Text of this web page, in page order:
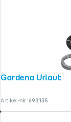
Artikel-Nr.:693135